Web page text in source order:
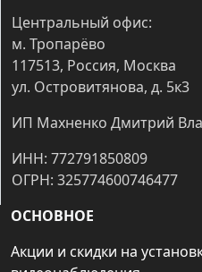
Центральный офис:
м. Тропарёво
117513, Россия, Москва
ул. Островитянова, д. 5к3
ИП Махненко Дмитрий
ИНН: 772791850809
ОГРН: 325774600746477
ОСНОВНОЕ
Акции и скидки на